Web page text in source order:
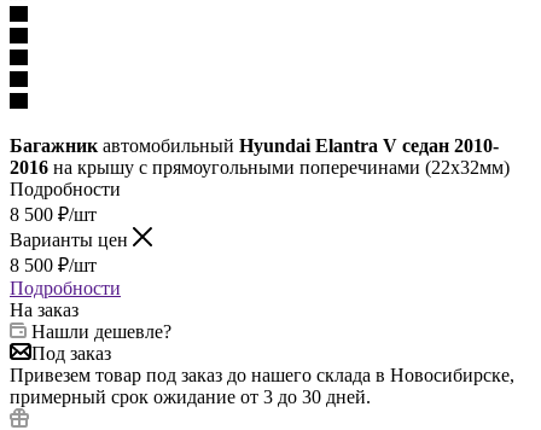
Багажник автомобильный Hyundai Elantra V седан 2010-
2016 на крышу с прямоугольными поперечинами (22х32мм)
Подробности
8 500 ₽/шт
Варианты цен
8 500 ₽/шт
Подробности
На заказ
Нашли дешевле?
Под заказ
Привезем товар под заказ до нашего склада в Новосибирске,
примерный срок ожидание от 3 до 30 дней.